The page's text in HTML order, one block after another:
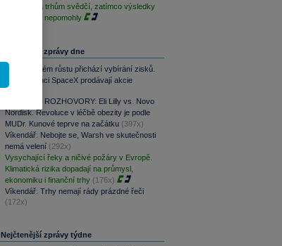
Geopolitika trhům svědčí, zatímco výsledky
sentimentu nepomohly
Nejčtenější zprávy dne
Po raketovém růstu přichází vybírání zisků.
Zaměstnanci SpaceX prodávají akcie
(418x)
PODCAST ROZHOVORY: Eli Lilly vs. Novo
Nordisk. Revoluce v léčbě obezity je podle
MUDr. Kunové teprve na začátku (397x)
Víkendář: Nebojte se, Warsh ve skutečnosti
nemá velení (292x)
Vysychající řeky a ničivé požáry v Evropě.
Klimatická rizika dopadají na průmysl,
ekonomiku i finanční trhy (176x)
Víkendář: Trhy nemají rády prázdné řeči
(172x)
Nejčtenější zprávy týdne